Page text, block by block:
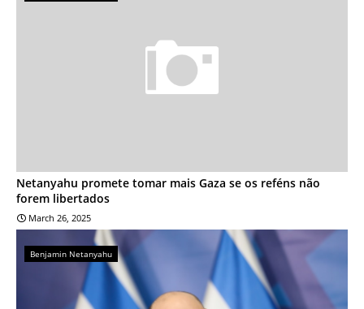
Netanyahu promete tomar mais Gaza se os reféns não
forem libertados
March 26, 2025
Benjamin Netanyahu